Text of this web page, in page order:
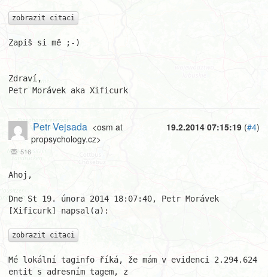
zobrazit citaci
Zapiš si mě ;-)
Zdraví,
Petr Morávek aka Xificurk
19.2.2014 07:15:19 (#4)
Petr Vejsada <osm at
propsychology.cz>
516
Ahoj,
Dne St 19. února 2014 18:07:40, Petr Morávek
[Xificurk] napsal(a):
zobrazit citaci
Mé lokální taginfo říká, že mám v evidenci 2.294.624
entit s adresním tagem, z